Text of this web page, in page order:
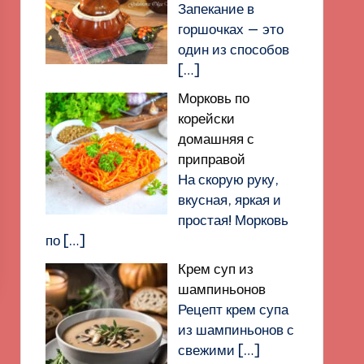
Запекание в
горшочках — это
один из способов
[…]
Морковь по
корейски
домашняя с
приправой
На скорую руку,
вкусная, яркая и
простая! Морковь
по […]
Крем суп из
шампиньонов
Рецепт крем супа
из шампиньонов с
свежими […]